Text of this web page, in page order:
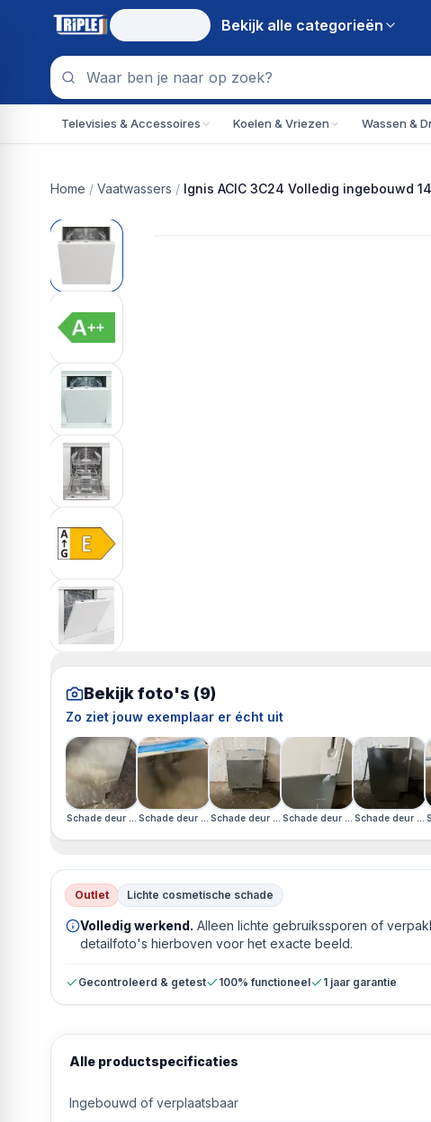
Bekijk alle categorieën
Televisies & Accessoires Koelen & Vriezen Wassen &
Home / Vaatwassers / Ignis ACIC 3C24 Volledig ingebouwd
Bekijk foto's (9)
Zo ziet jouw exemplaar er écht uit
Schade deur · Schade rechterzijkant · Schade linkerzijkant
Schade deur · Schade rechterzijkant · Schade linkerzijkant
Schade deur · Schade rechterzijkant · Schade
Schade deur · SchadeSchade deur ·
Outlet Lichte cosmetische schade
Volledig werkend. Alleen lichte gebruikssporen of
detailfoto's hierboven voor het exacte beeld.
Gecontroleerd & getest 100% functioneel 1 jaar garantie
Alle productspecificaties
Ingebouwd of verplaatsbaar